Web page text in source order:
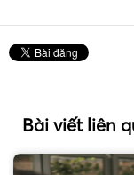
Bài viết liên